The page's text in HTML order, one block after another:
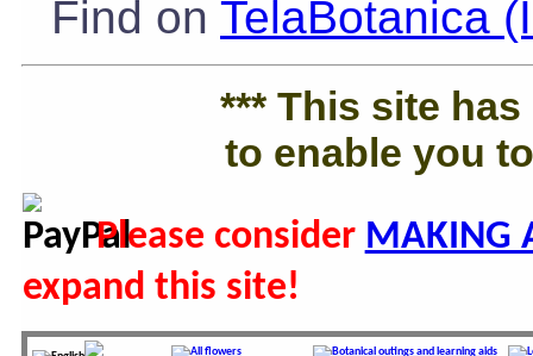
Find on TelaBotanica
*** This site
to enable you
Please consider MAKING
expand this site!